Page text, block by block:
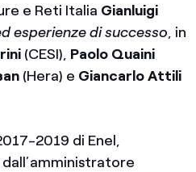
e Reti Italia Gianluigi
esperienze di successo, in
(CESI), Paolo Quaini
(Hera) e Giancarlo Attili
2019 di Enel,